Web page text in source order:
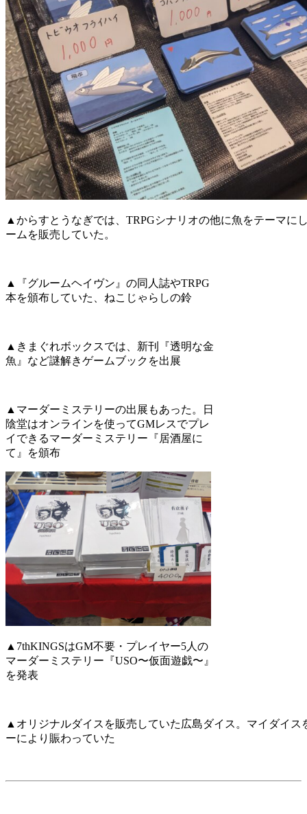
▲からすとうなぎでは、TRPGシナリオの他に魚をテーマに
ームを販売していた。
▲『グルームヘイヴン』の同人誌やTRPG
本を頒布していた、ねこじゃらしの鈴
▲きまぐれボックスでは、新刊『透明な金
魚』など謎解きゲームブックを出展
▲マーダーミステリーの出展もあった。日
陰堂はオンラインを使ってGMレスでプレ
イできるマーダーミステリー『居酒屋に
て』を頒布
▲7thKINGSはGM不要・プレイヤー5人の
マーダーミステリー『USO〜仮面遊戯〜』
を発表
▲オリジナルダイスを販売していた広島ダイス。マイダイス
ーにより賑わっていた